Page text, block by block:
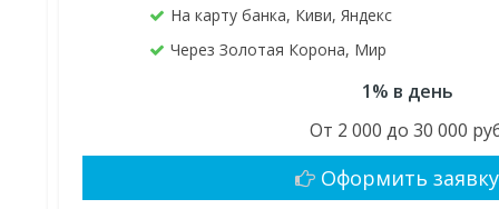
На карту банка, Киви, Яндекс
Через Золотая Корона, Мир
1% в день
От 2 000 до 30 000
Оформить заявку